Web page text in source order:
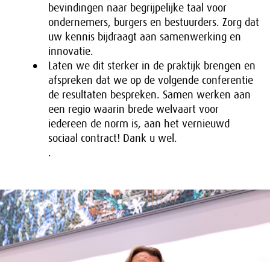
bevindingen naar begrijpelijke taal voor
ondernemers, burgers en bestuurders. Zorg dat
uw kennis bijdraagt aan samenwerking en
innovatie.
Laten we dit sterker in de praktijk brengen en
afspreken dat we op de volgende conferentie
de resultaten bespreken. Samen werken aan
een regio waarin brede welvaart voor
iedereen de norm is, aan het vernieuwd
sociaal contract! Dank u wel.
.